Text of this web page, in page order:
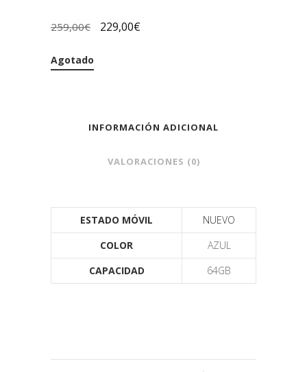
259,00€ 229,00€
Agotado
INFORMACIÓN ADICIONAL
VALORACIONES (0)
ESTADO MÓVIL
NUEVO
COLOR
AZUL
CAPACIDAD
64GB